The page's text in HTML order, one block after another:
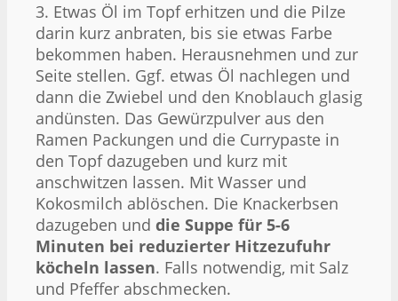
3. Etwas Öl im Topf erhitzen und die Pilze
darin kurz anbraten, bis sie etwas Farbe
bekommen haben. Herausnehmen und zur
Seite stellen. Ggf. etwas Öl nachlegen und
dann die Zwiebel und den Knoblauch glasig
andünsten. Das Gewürzpulver aus den
Ramen Packungen und die Currypaste in
den Topf dazugeben und kurz mit
anschwitzen lassen. Mit Wasser und
Kokosmilch ablöschen. Die Knackerbsen
dazugeben und die Suppe für 5-6
Minuten bei reduzierter Hitzezufuhr
köcheln lassen. Falls notwendig, mit Salz
und Pfeffer abschmecken.